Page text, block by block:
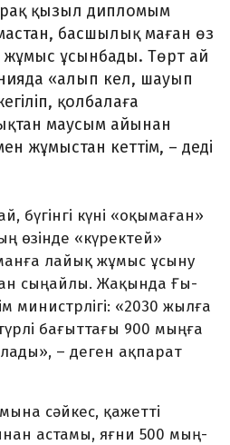
қызыл дипломым
басшылық маған өз
ұсынбады. Төрт ай
«алып кел, шауып
қолбалаға
маусым айы­нан
жұ­мыс­тан кеттім, – деді
бүгінгі күні «оқымаған»
өзінде «күректей»
лайық жұмыс ұсыну
сыңайлы. Жақында Ғы­
минис­трлігі: «2030 жылға
бағыттағы 900 мыңға
– деген ақпарат
сәйкес, қажетті
астамы, яғни 500 мың­